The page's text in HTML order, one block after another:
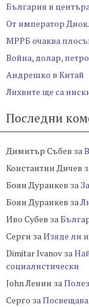
България в
От император
МРРБ очаква
Война, долар,
Андрешко в Китай
Лихвите ще са
Последни
Димитър Събев за
Константин Дичев
Боян Дуранкев за
Боян Дуранкев за
Иво Субев за
Серги заИзяде ли
Dimitar Ivanov за
социалистически
John Ленин за
Серго за